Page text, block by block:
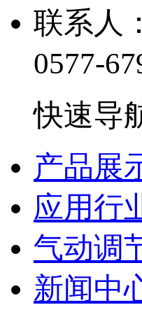
联系人
0577-
快速导
产品展
应用行
气动调
新闻中